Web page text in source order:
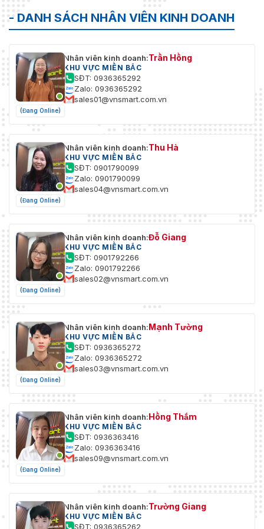
Chế Độ
Tập Trung
Tự động/Bán tự động/Thủ công
WDR 120 dB WDR
Ánh Sáng Bổ Sung
Khoảng
Cách
Hồng
Ngoại
Thông
Hỗ trợ
Ngoại
chỉnh thông minh tùy theo bối cảnh.
PTZ
Phạm Vi
Tốc Độ
Xoay
Có thể định cấu hình, từ 0,1°/s đến 160°/s, Tốc
độ đặt trước: 240°/s
Phạm Vi
Di Chuyển
Tốc Độ
Nghiêng
Có thể định cấu hình, từ 0,1°/s đến 120°/s, Tốc
độ đặt trước: 200°/s
Thu
Phóng
Theo Tỷ
Cài Đặt
Trước
300
- DANH SÁCH NHÂN VIÊN KINH DOANH
(Đang Online)
Nhân viên kinh doanh:Trần Hồng
KHU VỰC MIỀN BẮC
SĐT: 0936365292
Zalo: 0936365292
sales01@vnsmart.com.vn
(Đang Online)
Nhân viên kinh doanh:Thu Hà
KHU VỰC MIỀN BẮC
SĐT: 0901790099
Zalo: 0901790099
sales04@vnsmart.com.vn
(Đang Online)
Nhân viên kinh doanh:Đỗ Giang
KHU VỰC MIỀN BẮC
SĐT: 0901792266
Zalo: 0901792266
sales02@vnsmart.com.vn
(Đang Online)
Nhân viên kinh doanh:Mạnh Tường
KHU VỰC MIỀN BẮC
SĐT: 0936365272
Zalo: 0936365272
sales03@vnsmart.com.vn
(Đang Online)
Nhân viên kinh doanh:Hồng Thắm
KHU VỰC MIỀN BẮC
SĐT: 0936363416
Zalo: 0936363416
sales09@vnsmart.com.vn
Nhân viên kinh doanh:Trường Giang
KHU VỰC MIỀN BẮC
SĐT: 0936365262